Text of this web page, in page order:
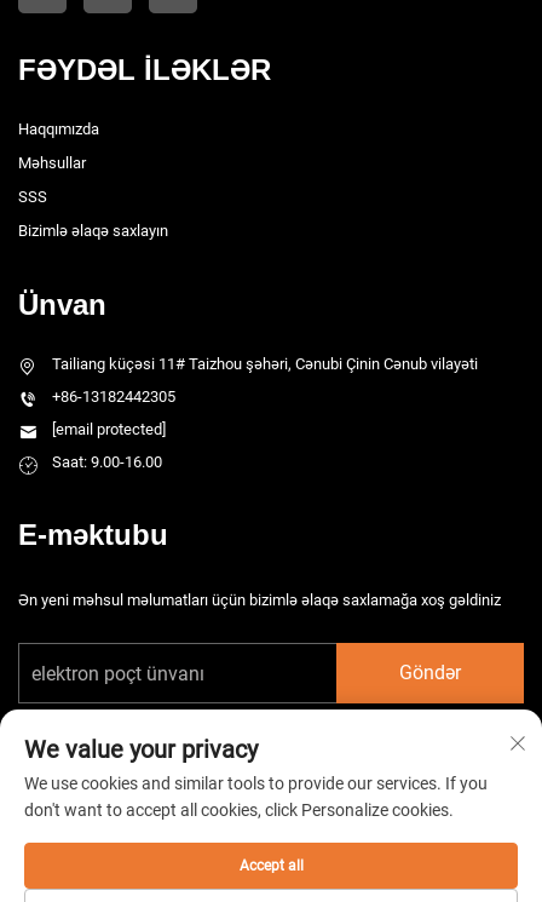
FƏYDƏL İLƏKLƏR
Haqqımızda
Məhsullar
SSS
Bizimlə əlaqə saxlayın
Ünvan
Tailiang küçəsi 11# Taizhou şəhəri, Cənubi Çinin Cənub vilayəti
+86-13182442305
[email protected]
Saat: 9.00-16.00
E-məktubu
Ən yeni məhsul məlumatları üçün bizimlə əlaqə saxlamağa xoş gəldiniz
Göndər
Copyright © 2026 Çin Taizhou HarsMarg Elektromexaniki Şirkəti Ltd. Bütün
hüquqlar qorunur. - Gizlilik Siyasəti
We value your privacy
We use cookies and similar tools to provide our services. If you
don't want to accept all cookies, click Personalize cookies.
Accept all